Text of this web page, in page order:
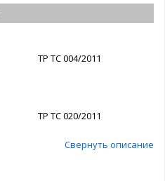
ТР ТС 004/2011
ТР ТС 020/2011
Свернуть описание